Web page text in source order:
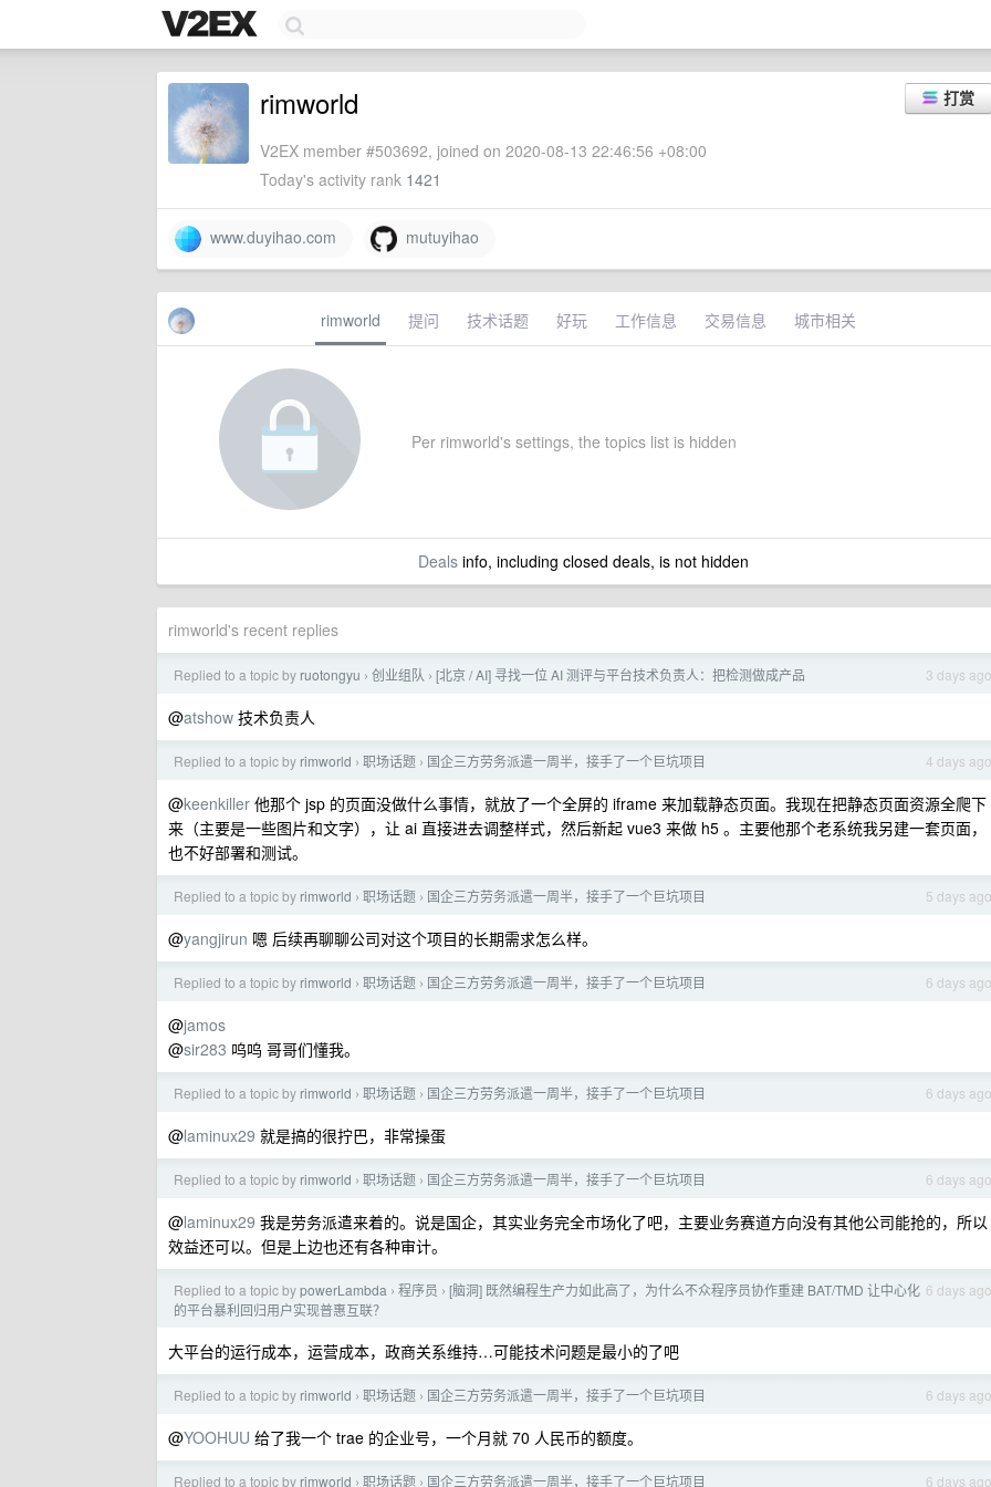
打赏
rimworld
V2EX member #503692, joined on 2020-08-13 22:46:56 +08:00
Today's activity rank 1421
www.duyihao.com mutuyihao
rimworld 提问 技术话题 好玩 工作信息 交易信息 城市相关
Per rimworld's settings, the topics list is hidden
Dealsinfo, including closed deals, is not hidden
rimworld's recent replies
3 days ago
Replied to a topic by ruotongyu › 创业组队 › [北京 / AI] 寻找一位 AI 测评与平台技术负责人：把检测做成产品
@atshow 技术负责人
4 days ago
Replied to a topic by rimworld › 职场话题 › 国企三方劳务派遣一周半，接手了一个巨坑项目
@keenkiller 他那个 jsp 的页面没做什么事情，就放了一个全屏的 iframe 来加载静态页面。我现在把静态页面资源全爬下
来（主要是一些图片和文字），让 ai 直接进去调整样式，然后新起 vue3 来做 h5 。主要他那个老系统我另建一套页面，
也不好部署和测试。
5 days ago
Replied to a topic by rimworld › 职场话题 › 国企三方劳务派遣一周半，接手了一个巨坑项目
@yangjirun 嗯 后续再聊聊公司对这个项目的长期需求怎么样。
6 days ago
Replied to a topic by rimworld › 职场话题 › 国企三方劳务派遣一周半，接手了一个巨坑项目
@jamos
@sir283 呜呜 哥哥们懂我。
6 days ago
Replied to a topic by rimworld › 职场话题 › 国企三方劳务派遣一周半，接手了一个巨坑项目
@laminux29 就是搞的很拧巴，非常操蛋
6 days ago
Replied to a topic by rimworld › 职场话题 › 国企三方劳务派遣一周半，接手了一个巨坑项目
@laminux29 我是劳务派遣来着的。说是国企，其实业务完全市场化了吧，主要业务赛道方向没有其他公司能抢的，所以
效益还可以。但是上边也还有各种审计。
6 days ago
Replied to a topic bypowerLambda › 程序员 › [脑洞] 既然编程生产力如此高了，为什么不众程序员协作重建 BAT/TMD 让中心化
的平台暴利回归用户实现普惠互联？
大平台的运行成本，运营成本，政商关系维持…可能技术问题是最小的了吧
6 days ago
Replied to a topic by rimworld › 职场话题 › 国企三方劳务派遣一周半，接手了一个巨坑项目
@YOOHUU 给了我一个 trae 的企业号，一个月就 70 人民币的额度。
6 days ago
Replied to a topic by rimworld › 职场话题 › 国企三方劳务派遣一周半，接手了一个巨坑项目